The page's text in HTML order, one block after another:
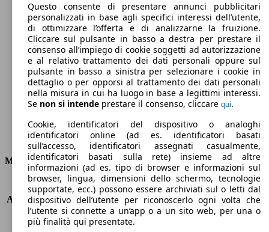
105 g/km
Emissioni di CO2 (combinato)*
Consumi
Motore e Prestazioni
KW (PS)
60 kW (82 PS)
Accelerazione (0-100 km/h)
12.9s
Velocità massima (km/h)
173 km/h
Numero di marce
5
Questo consente di presentare annunci pubblicitari
personalizzati in base agli specifici interessi dell’utente,
di ottimizzare l’offerta e di analizzarne la fruizione.
Cliccare sul pulsante in basso a destra per prestare il
consenso all’impiego di cookie soggetti ad autorizzazione
e al relativo trattamento dei dati personali oppure sul
pulsante in basso a sinistra per selezionare i cookie in
dettaglio o per opporsi al trattamento dei dati personali
nella misura in cui ha luogo in base a legittimi interessi.
Se non si intende prestare il consenso, cliccare qui.
Cookie, identificatori del dispositivo o analoghi
identificatori online (ad es. identificatori basati
sull’accesso, identificatori assegnati casualmente,
identificatori basati sulla rete) insieme ad altre
informazioni (ad es. tipo di browser e informazioni sul
browser, lingua, dimensioni dello schermo, tecnologie
supportate, ecc.) possono essere archiviati sul o letti dal
dispositivo dell’utente per riconoscerlo ogni volta che
l’utente si connette a un’app o a un sito web, per una o
più finalità qui presentate.